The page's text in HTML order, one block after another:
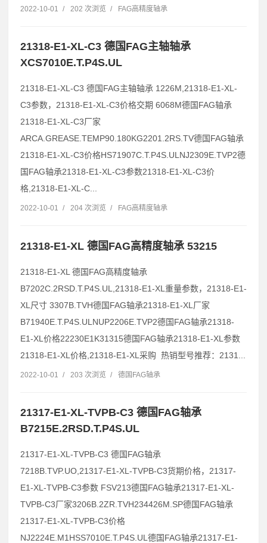
2022-10-01 / 202 次浏览 / FAG高精度轴承
21318-E1-XL-C3 德国FAG主轴轴承
XCS7010E.T.P4S.UL
21318-E1-XL-C3 德国FAG主轴轴承 1226M,21318-E1-XL-
C3参数，21318-E1-XL-C3价格交期 6068M德国FAG轴承
21318-E1-XL-C3厂家
ARCA.GREASE.TEMP90.180KG2201.2RS.TV德国FAG轴承
21318-E1-XL-C3价格HS71907C.T.P4S.ULNJ2309E.TVP2德
国FAG轴承21318-E1-XL-C3参数21318-E1-XL-C3价
格,21318-E1-XL-C...
2022-10-01 / 204 次浏览 / FAG高精度轴承
21318-E1-XL 德国FAG高精度轴承 53215
21318-E1-XL 德国FAG高精度轴承
B7202C.2RSD.T.P4S.UL,21318-E1-XL重量参数，21318-E1-
XL尺寸 3307B.TVH德国FAG轴承21318-E1-XL厂家
B71940E.T.P4S.ULNUP2206E.TVP2德国FAG轴承21318-
E1-XL价格22230E1K31315德国FAG轴承21318-E1-XL参数
21318-E1-XL价格,21318-E1-XL采购 热销型号推荐：2131...
2022-10-01 / 203 次浏览 / 德国FAG轴承
21317-E1-XL-TVPB-C3 德国FAG轴承
B7215E.2RSD.T.P4S.UL
21317-E1-XL-TVPB-C3 德国FAG轴承
7218B.TVP.UO,21317-E1-XL-TVPB-C3货期价格，21317-
E1-XL-TVPB-C3参数 FSV213德国FAG轴承21317-E1-XL-
TVPB-C3厂家3206B.2ZR.TVH234426M.SP德国FAG轴承
21317-E1-XL-TVPB-C3价格
NJ2224E.M1HSS7010E.T.P4S.UL德国FAG轴承21317-E1-